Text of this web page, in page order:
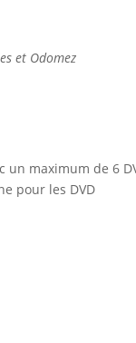
et Odomez
un maximum de 6
pour les DVD